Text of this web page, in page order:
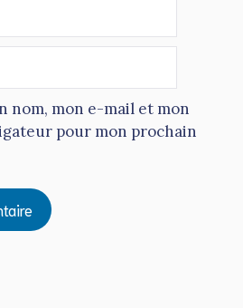
nom, mon e-mail et mon
pour mon prochain